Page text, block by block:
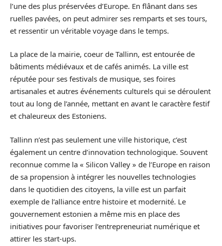
l’une des plus préservées d’Europe. En flânant dans ses
ruelles pavées, on peut admirer ses remparts et ses tours,
et ressentir un véritable voyage dans le temps.
La place de la mairie, coeur de Tallinn, est entourée de
bâtiments médiévaux et de cafés animés. La ville est
réputée pour ses festivals de musique, ses foires
artisanales et autres événements culturels qui se déroulent
tout au long de l’année, mettant en avant le caractère festif
et chaleureux des Estoniens.
Tallinn n’est pas seulement une ville historique, c’est
également un centre d’innovation technologique. Souvent
reconnue comme la « Silicon Valley » de l’Europe en raison
de sa propension à intégrer les nouvelles technologies
dans le quotidien des citoyens, la ville est un parfait
exemple de l’alliance entre histoire et modernité. Le
gouvernement estonien a même mis en place des
initiatives pour favoriser l’entrepreneuriat numérique et
attirer les start-ups.